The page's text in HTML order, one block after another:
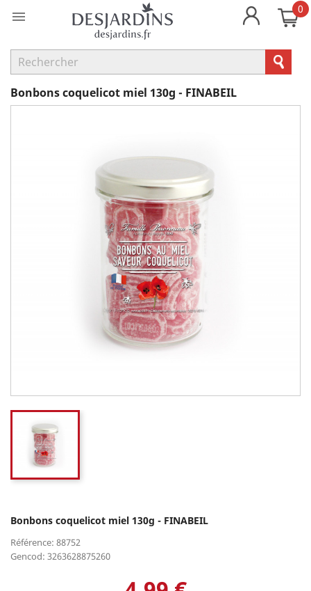
 0
Bonbons coquelicot miel 130g - FINABEIL
Bonbons coquelicot miel 130g - FINABEIL
Référence: 88752
Gencod: 3263628875260